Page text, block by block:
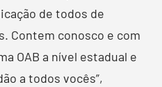
de todos de
Contem conosco e com
OAB a nível estadual e
a todos vocês”,